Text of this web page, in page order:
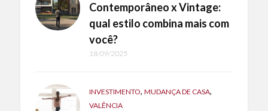
Contemporâneo x Vintage:
qual estilo combina mais com
você?
18/09/2025
INVESTIMENTO, MUDANÇA DE CASA,
VALÊNCIA